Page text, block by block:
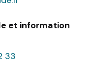
et information
33